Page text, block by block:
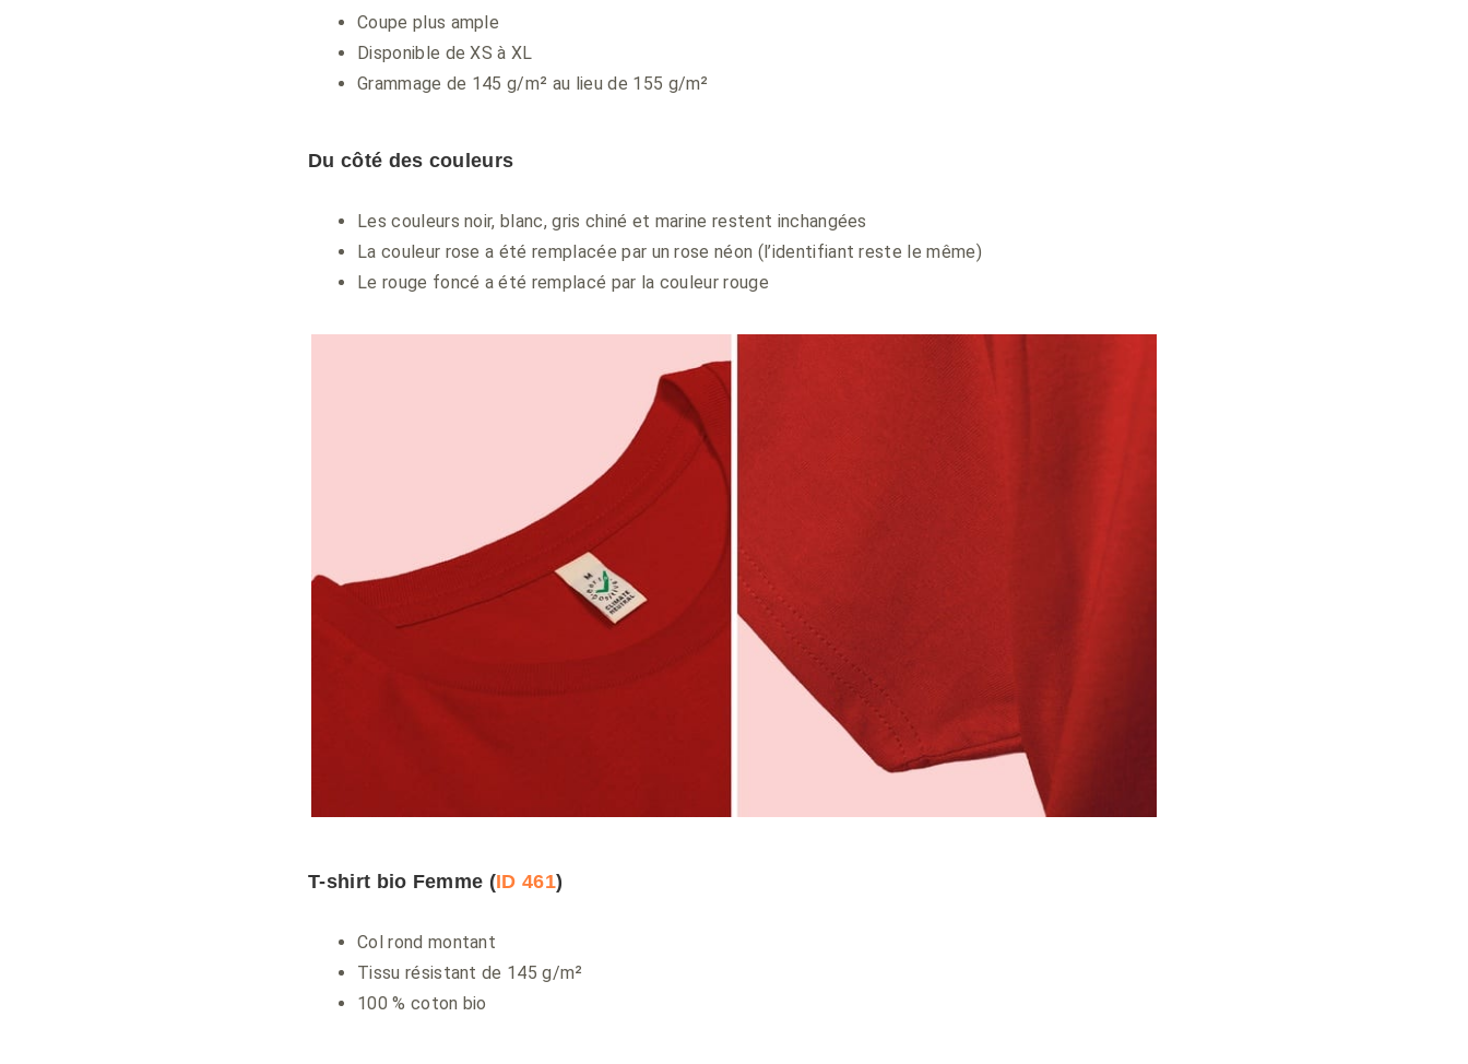
Coupe plus ample
Disponible de XS à XL
Grammage de 145 g/m² au lieu de 155 g/m²
Du côté des couleurs
Les couleurs noir, blanc, gris chiné et marine restent inchangées
La couleur rose a été remplacée par un rose néon (l’identifiant reste le même)
Le rouge foncé a été remplacé par la couleur rouge
T-shirt bio Femme (ID 461)
Col rond montant
Tissu résistant de 145 g/m²
100 % coton bio